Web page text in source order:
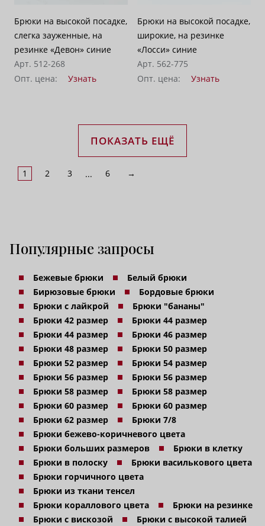
Брюки на высокой посадке,
слегка зауженные, на
резинке «Девон» синие
Арт. 512-268
Опт. цена:
Узнать
Брюки на высокой посадке,
широкие, на резинке
«Лосси» синие
Арт. 562-775
Опт. цена:
Узнать
ПОКАЗАТЬ ЕЩЁ
1 2 3 ... 6 →
Популярные запросы
Бежевые брюки
Белый брюки
Бирюзовые брюки
Бордовые брюки
Брюки с лайкрой
Брюки "бананы"
Брюки 42 размер
Брюки 44 размер
Брюки 44 размер
Брюки 46 размер
Брюки 48 размер
Брюки 50 размер
Брюки 52 размер
Брюки 54 размер
Брюки 56 размер
Брюки 56 размер
Брюки 58 размер
Брюки 58 размер
Брюки 60 размер
Брюки 60 размер
Брюки 62 размер
Брюки 7/8
Брюки бежево-коричневого цвета
Брюки больших размеров
Брюки в клетку
Брюки в полоску
Брюки василькового цвета
Брюки горчичного цвета
Брюки из ткани тенсел
Брюки кораллового цвета
Брюки на резинке
Брюки с вискозой
Брюки с высокой талией